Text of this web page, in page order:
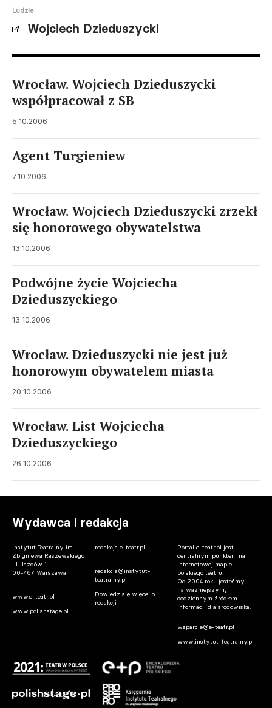
Ludzie
Wojciech Dzieduszycki
Wrocław. Wojciech Dzieduszycki
współpracował z SB
5.10.2006
Agent Turgieniew
7.10.2006
Wrocław. Wojciech Dzieduszycki zrzekł
się honorowego obywatelstwa
13.10.2006
Podwójne życie Wojciecha
Dzieduszyckiego
13.10.2006
Wrocław. Dzieduszycki nie jest już
honorowym obywatelem miasta
20.10.2006
Wrocław. List Wojciecha
Dzieduszyckiego
26.10.2006
Wydawca i redakcja
Instytut Teatralny im.
Zbigniewa Raszewskiego
ul. Jazdów 1
00-467 Warszawa
www.e-teatr.pl
www.polishstage.pl
redakcja e-teatr.pl
redakcja@instytut-
teatralny.pl
Dowiedz się więcej o
redakcji
Portal e-teatr.pl jest
centralnym punktem na
internetowej mapie
polskiego teatru.
Od 2004 roku jesteśmy
najważniejszym,
codziennym źródłem
informacji dla środowiska.
wsparcie@e-teatr.pl
www.instytut-teatralny.pl